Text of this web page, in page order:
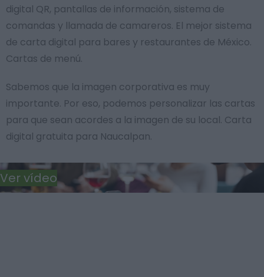
digital QR, pantallas de información, sistema de
comandas y llamada de camareros. El mejor sistema
de carta digital para bares y restaurantes de México.
Cartas de menú.
Sabemos que la imagen corporativa es muy
importante. Por eso, podemos personalizar las cartas
para que sean acordes a la imagen de su local. Carta
digital gratuita para Naucalpan.
Ver vídeo